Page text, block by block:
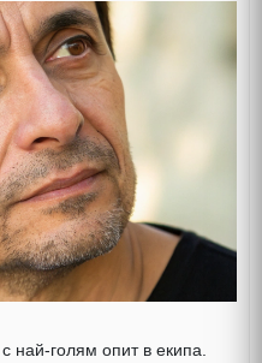
най-голям опит в екипа.